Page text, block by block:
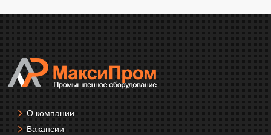
О компании
Вакансии